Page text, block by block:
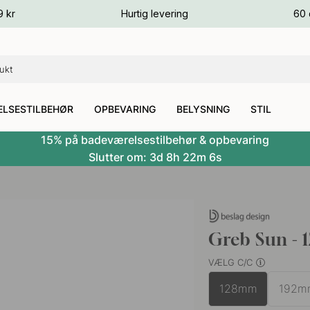
kr Hurtig levering 60
OPBEVARING BELYSNING STIL
15% på badeværelsestilbehør & opbevaring
Slutter om: 3d 8h 22m 6s
Greb Sun -
VÆLG C/C
128mm